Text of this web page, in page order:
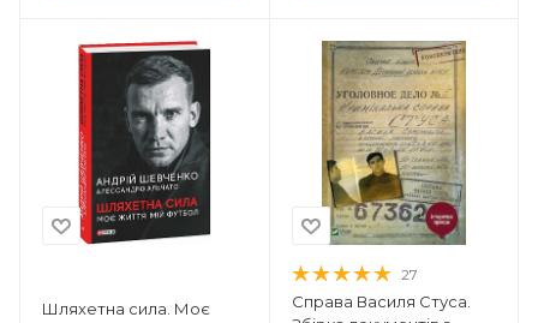
Шляхетна сила. Моє
27
Справа Василя Стуса.